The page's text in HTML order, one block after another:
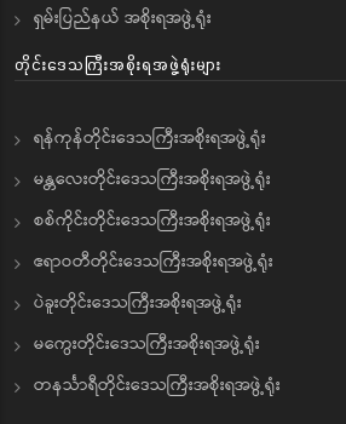
ရှမ်းပြည်နယ် အစိုးရအဖွဲ့ရုံး
တိုင်းဒေသကြီးအစိုးရအဖွဲ့ရုံးများ
ရန်ကုန်တိုင်းဒေသကြီးအစိုးရအဖွဲ့ရုံး
မန္တလေးတိုင်းဒေသကြီးအစိုးရအဖွဲ့ရုံး
စစ်ကိုင်းတိုင်းဒေသကြီးအစိုးရအဖွဲ့ရုံး
ဧရာဝတီတိုင်းဒေသကြီးအစိုးရအဖွဲ့ရုံး
ပဲခူးတိုင်းဒေသကြီးအစိုးရအဖွဲ့ရုံး
မကွေးတိုင်းဒေသကြီးအစိုးရအဖွဲ့ရုံး
တနင်္သာရီတိုင်းဒေသကြီးအစိုးရအဖွဲ့ရုံး